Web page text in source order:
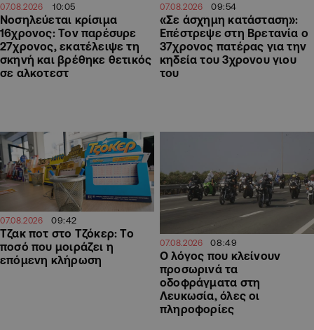
07.08.2026 10:05
Νοσηλεύεται κρίσιμα
16χρονος: Τον παρέσυρε
27χρονος, εκατέλειψε τη
σκηνή και βρέθηκε θετικός
σε αλκοτεστ
07.08.2026 09:54
«Σε άσχημη κατάσταση»:
Επέστρεψε στη Βρετανία ο
37χρονος πατέρας για την
κηδεία του 3χρονου γιου
του
07.08.2026 09:42
Τζακ ποτ στο Τζόκερ: Το
ποσό που μοιράζει η
επόμενη κλήρωση
07.08.2026 08:49
Ο λόγος που κλείνουν
προσωρινά τα
οδοφράγματα στη
Λευκωσία, όλες οι
πληροφορίες